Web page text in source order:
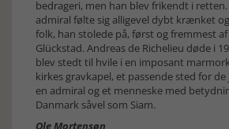
bedrageri, men han blev frikendt i
admiral følte sig alligevel dybt krænket
folk, han stolede på, først og fremmest
Glückstad. Andreas de Richelieu døde i
blev stedt til hvile i en imposant
kirkes gravkapel, et passende sted for
en admiral og et menneske med
Danmark såvel som Siam.
Ole Mortensøn